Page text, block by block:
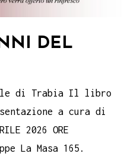
DEL
di Trabia Il libro
a cura di
2026 ORE
La Masa 165.